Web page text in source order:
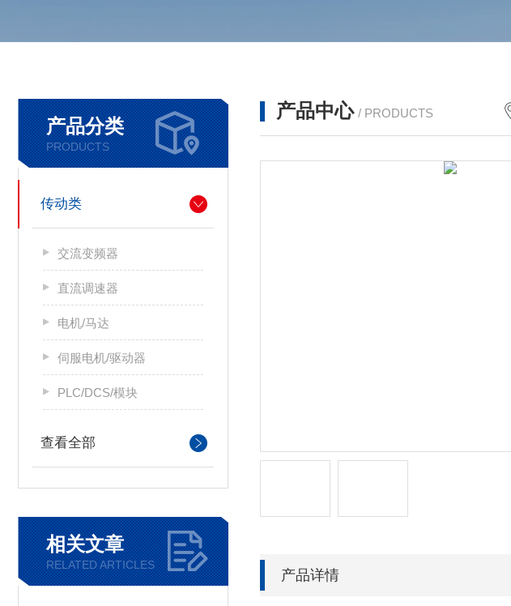
产品分类
PRODUCTS
传动类
交流变频器
直流调速器
电机/马达
伺服电机/驱动器
PLC/DCS/模块
查看全部
相关文章
RELATED ARTICLES
产品中心 / PRODUCTS
产品详情